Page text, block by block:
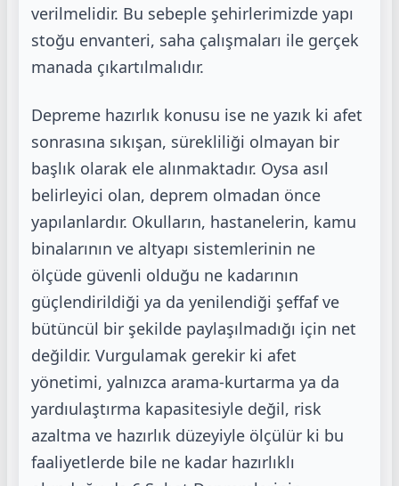
verilmelidir. Bu sebeple şehirlerimizde yapı
stoğu envanteri, saha çalışmaları ile gerçek
manada çıkartılmalıdır.
Depreme hazırlık konusu ise ne yazık ki afet
sonrasına sıkışan, sürekliliği olmayan bir
başlık olarak ele alınmaktadır. Oysa asıl
belirleyici olan, deprem olmadan önce
yapılanlardır. Okulların, hastanelerin, kamu
binalarının ve altyapı sistemlerinin ne
ölçüde güvenli olduğu ne kadarının
güçlendirildiği ya da yenilendiği şeffaf ve
bütüncül bir şekilde paylaşılmadığı için net
değildir. Vurgulamak gerekir ki afet
yönetimi, yalnızca arama-kurtarma ya da
yardıulaştırma kapasitesiyle değil, risk
azaltma ve hazırlık düzeyiyle ölçülür ki bu
faaliyetlerde bile ne kadar hazırlıklı